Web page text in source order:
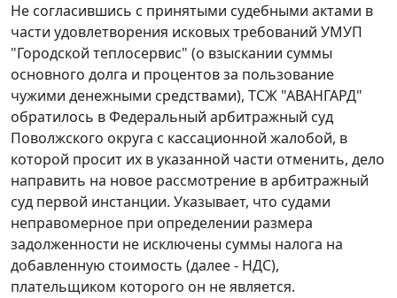
Не согласившись с принятыми судебными актами в
части удовлетворения исковых требований УМУП
"Городской теплосервис" (о взыскании суммы
основного долга и процентов за пользование
чужими денежными средствами), ТСЖ "АВАНГАРД"
обратилось в Федеральный арбитражный суд
Поволжского округа с кассационной жалобой, в
которой просит их в указанной части отменить, дело
направить на новое рассмотрение в арбитражный
суд первой инстанции. Указывает, что судами
неправомерное при определении размера
задолженности не исключены суммы налога на
добавленную стоимость (далее - НДС),
плательщиком которого он не является.